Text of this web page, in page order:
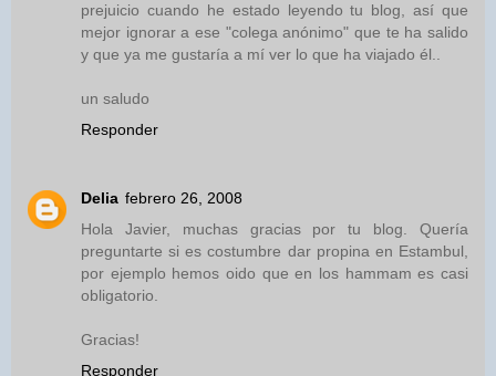
prejuicio cuando he estado leyendo tu blog, así que
mejor ignorar a ese "colega anónimo" que te ha salido
y que ya me gustaría a mí ver lo que ha viajado él..
un saludo
Responder
Delia febrero 26, 2008
Hola Javier, muchas gracias por tu blog. Quería
preguntarte si es costumbre dar propina en Estambul,
por ejemplo hemos oido que en los hammam es casi
obligatorio.
Gracias!
Responder